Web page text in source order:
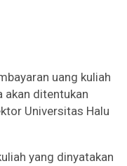
uang kuliah
akan ditentukan
Universitas Halu
yang dinyatakan